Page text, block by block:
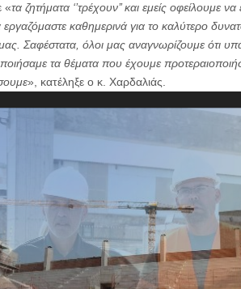
«τα ζητήματα ‘’τρέχουν’’ και εμείς οφείλουμε
καθημερινά για το καλύτερο
μας. Σαφέστατα, όλοι μας αναγνωρίζουμε ότι
τα θέματα που έχουμε
», κατέληξε ο κ. Χαρδαλιάς.